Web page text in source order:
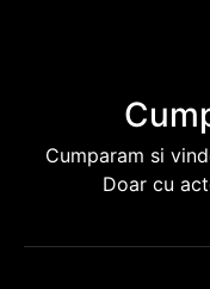
Cumparam si
Doar cu